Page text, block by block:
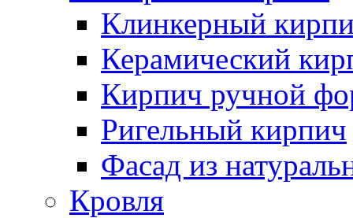
Клинкерный
Керамический
Кирпич ручной
Ригельный кирпич
Фасад из
Кровля